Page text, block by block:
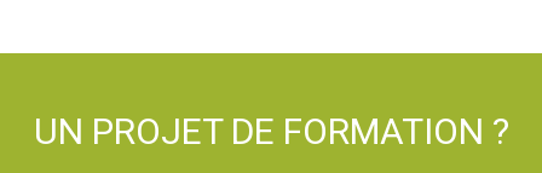
UN PROJET DE FORMATION ?